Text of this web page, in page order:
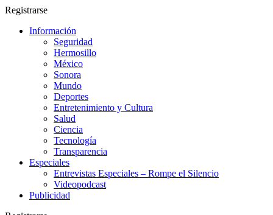
Registrarse
Información
Seguridad
Hermosillo
México
Sonora
Mundo
Deportes
Entretenimiento y Cultura
Salud
Ciencia
Tecnología
Transparencia
Especiales
Entrevistas Especiales – Rompe el Silencio
Videopodcast
Publicidad